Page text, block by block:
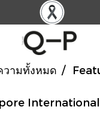
วามทั้งหมด